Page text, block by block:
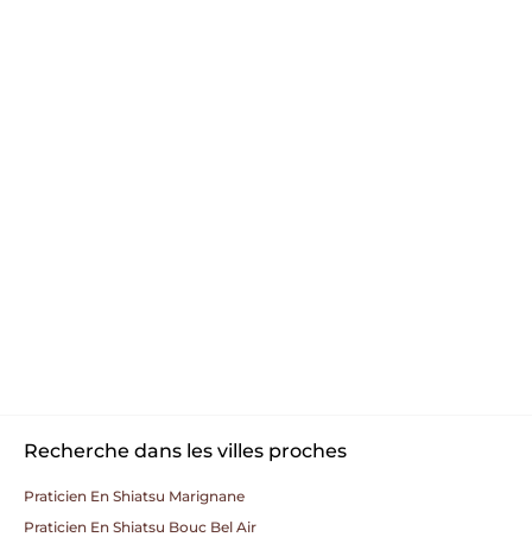
Recherche dans les villes proches
Praticien En Shiatsu Marignane
Praticien En Shiatsu Bouc Bel Air